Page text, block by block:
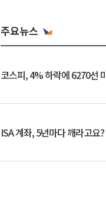
주요뉴스
코스피, 4% 하락에 6270선
ISA 계좌, 5년마다 깨라고요